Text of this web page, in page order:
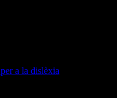
a la dislèxia